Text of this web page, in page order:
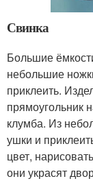
Свинка
Большие
небольшие
приклеить.
прямоугольник
клумба. Из
ушки и
цвет,
они украсят